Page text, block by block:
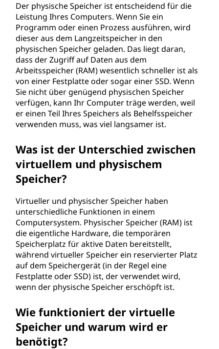
Der physische Speicher ist entscheidend für die
Leistung Ihres Computers. Wenn Sie ein
Programm oder einen Prozess ausführen, wird
dieser aus dem Langzeitspeicher in den
physischen Speicher geladen. Das liegt daran,
dass der Zugriff auf Daten aus dem
Arbeitsspeicher (RAM) wesentlich schneller ist als
von einer Festplatte oder sogar einer SSD. Wenn
Sie nicht über genügend physischen Speicher
verfügen, kann Ihr Computer träge werden, weil
er einen Teil Ihres Speichers als Behelfsspeicher
verwenden muss, was viel langsamer ist.
Was ist der Unterschied zwischen
virtuellem und physischem
Speicher?
Virtueller und physischer Speicher haben
unterschiedliche Funktionen in einem
Computersystem. Physischer Speicher (RAM) ist
die eigentliche Hardware, die temporären
Speicherplatz für aktive Daten bereitstellt,
während virtueller Speicher ein reservierter Platz
auf dem Speichergerät (in der Regel eine
Festplatte oder SSD) ist, der verwendet wird,
wenn der physische Speicher erschöpft ist.
Wie funktioniert der virtuelle
Speicher und warum wird er
benötigt?